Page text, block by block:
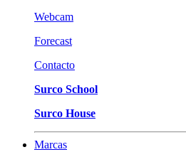
Webcam
Forecast
Contacto
Surco School
Surco House
Marcas